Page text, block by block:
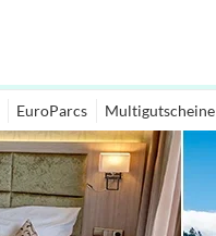
EuroParcs Multigutscheine